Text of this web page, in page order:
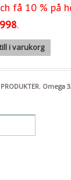
få 10 % på
998.
"Mängdrabatt"
i varukorg
PRODUKTER, Omega